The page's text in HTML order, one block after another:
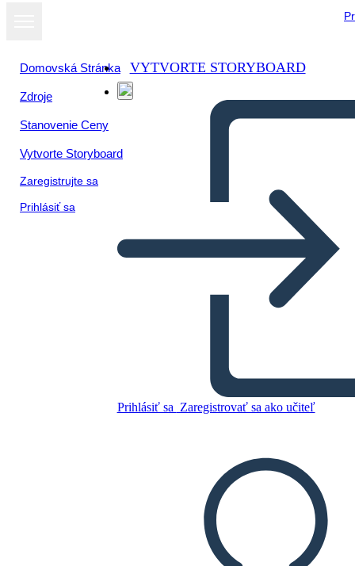
Domovská Stránka
Zdroje
Stanovenie Ceny
Vytvorte Storyboard
Zaregistrujte sa
Prihlásiť sa
VYTVORTE STORYBOARD
Prihlásiť sa Zaregistrovať sa ako učiteľ
PREHRAŤ PREZENTÁCIU
ČÍTAJ MI